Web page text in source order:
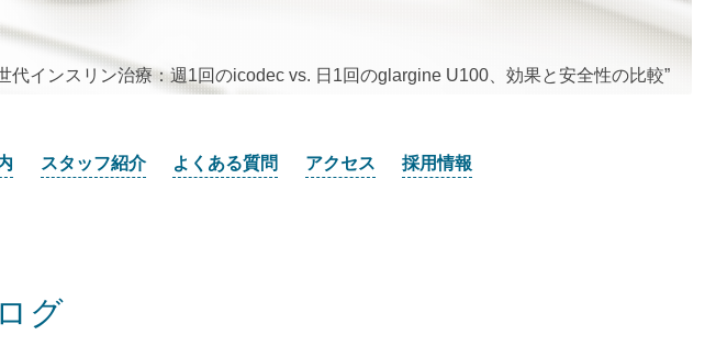
インスリン治療：週1回のicodec vs. 日1回のglargine U100、効果と安全性の比較”
スタッフ紹介 よくある質問 アクセス 採用情報
グ